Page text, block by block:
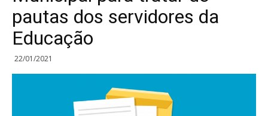
pautas dos servidores da
Educação
22/01/2021